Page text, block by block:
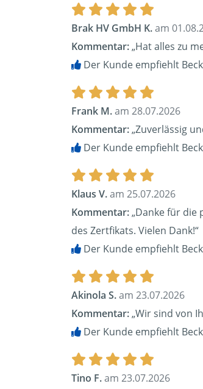
Brak HV GmbH K.am
Kommentar:„Hat alles zu
Der Kunde empfiehlt
Frank M.am 28.07.2026
Kommentar:„Zuverlässig
Der Kunde empfiehlt
Klaus V.am 25.07.2026
Kommentar:„Danke für die
des Zertfikats. Vielen Dank!“
Der Kunde empfiehlt
Akinola S.am 23.07.2026
Kommentar:„Wir sind von
Der Kunde empfiehlt
Tino F.am 23.07.2026